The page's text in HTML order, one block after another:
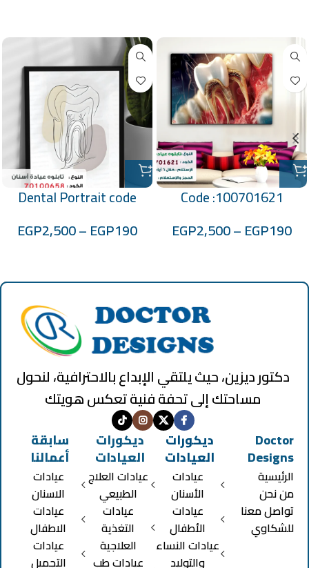
Code :100701621
EGP190
–
EGP2,500
Dental Portrait code
EGP190
–
EGP2,500
دكتور ديزين، حيث يلتقي الإبداع بالاحترافية، لنحول
مساحتك إلى تحفة فنية تعكس هويتك
Doctor
Designs
الرئيسية
من نحن
تواصل معنا
للشكاوي
ديكورات
العيادات
عيادات
الأسنان
عيادات
الأطفال
عيادات النساء
والتوليد
ديكورات
العيادات
عيادات العلاج
الطبيعي
عيادات
التغذية
العلاجية
عيادات طب
سابقة
أعمالنا
عيادات
الاسنان
عيادات
الاطفال
عيادات
التجميل